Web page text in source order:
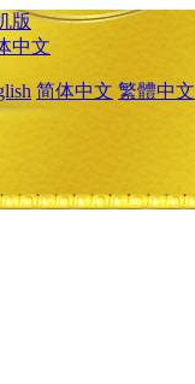
版
中文
简体中文 繁體中文